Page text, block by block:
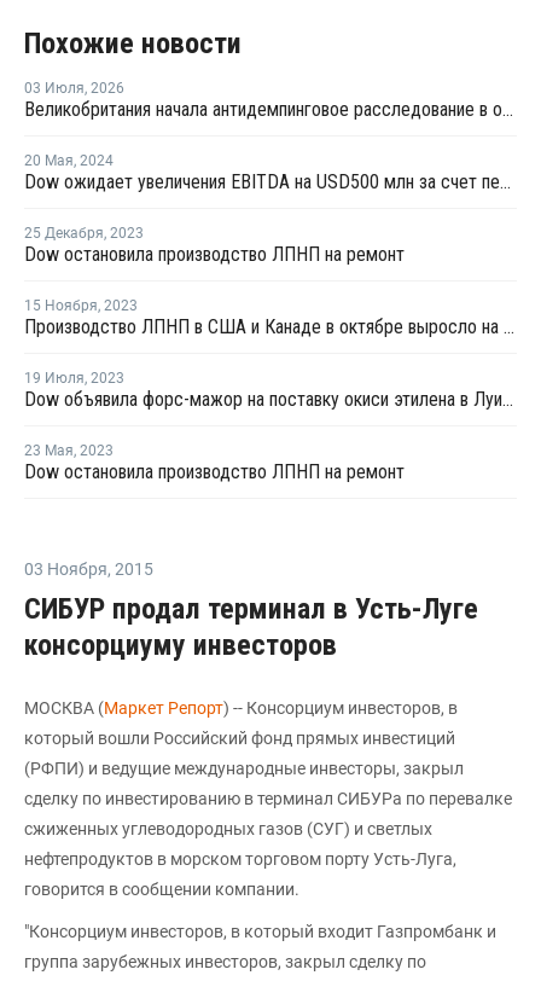
Похожие новости
03 Июля, 2026
Великобритания начала антидемпинговое расследование в отношении импорта ЛПНП из США
20 Мая, 2024
Dow ожидает увеличения EBITDA на USD500 млн за счет переработки отходов к 2030 году
25 Декабря, 2023
Dow остановила производство ЛПНП на ремонт
15 Ноября, 2023
Производство ЛПНП в США и Канаде в октябре выросло на 7%
19 Июля, 2023
Dow объявила форс-мажор на поставку окиси этилена в Луизиане
23 Мая, 2023
Dow остановила производство ЛПНП на ремонт
03 Ноября, 2015
СИБУР продал терминал в Усть-Луге
консорциуму инвесторов
МОСКВА (Маркет Репорт) -- Консорциум инвесторов, в
который вошли Российский фонд прямых инвестиций
(РФПИ) и ведущие международные инвесторы, закрыл
сделку по инвестированию в терминал СИБУРа по перевалке
сжиженных углеводородных газов (СУГ) и светлых
нефтепродуктов в морском торговом порту Усть-Луга,
говорится в сообщении компании.
"Консорциум инвесторов, в который входит Газпромбанк и
группа зарубежных инвесторов, закрыл сделку по